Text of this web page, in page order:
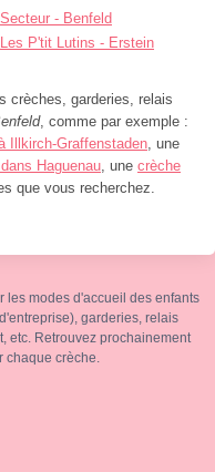
Secteur - Benfeld
Les P'tit Lutins - Erstein
crèches, garderies, relais
, comme par exemple :
Illkirch-Graffenstaden, une
Haguenau, une crèche
que vous recherchez.
les modes d'accueil des enfants
garderies, relais
etc. Retrouvez prochainement
chaque crèche.